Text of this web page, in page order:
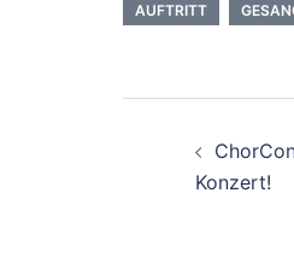
AUFTRITT
Konzert!